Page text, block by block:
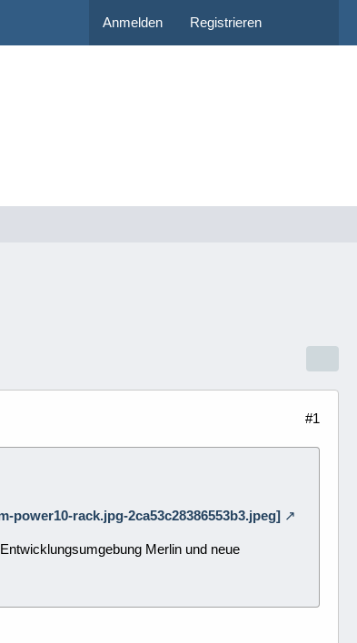
Anmelden Registrieren
#1
power10-rack.jpg-2ca53c28386553b3.jpeg]
Merlin und neue